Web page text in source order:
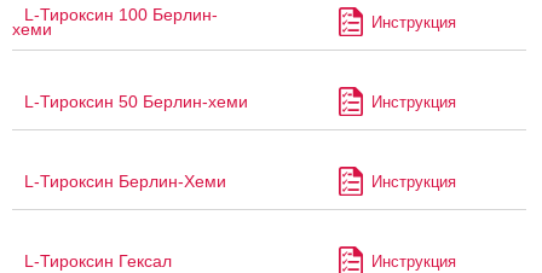
L-Тироксин 100 Берлин-
хеми Инструкция
L-Тироксин 50 Берлин-хеми Инструкция
L-Тироксин Берлин-Хеми Инструкция
L-Тироксин Гексал Инструкция